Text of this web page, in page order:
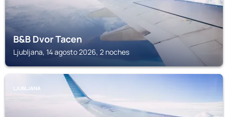
B&B Dvor Tacen
Ljubljana, 14 agosto 2026, 2 noches
LJUBLJANA